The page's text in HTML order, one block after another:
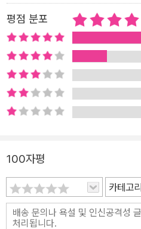
평점 분포
100자평
카테고리